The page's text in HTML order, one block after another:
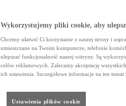
Wykorzystujemy pliki cookie, aby
Chcemy ułatwić Ci korzystanie z naszej strony i
umieszczane na Twoim komputerze, telefonie
ulepszać funkcjonalność naszej witryny. Są
celów reklamowych. Zalecamy akceptację
ich ustawienia. Szczegółowe informacje na ten temat
Ustawienia plików cookie